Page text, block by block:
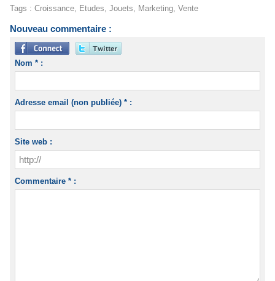
Tags : Croissance, Etudes, Jouets, Marketing, Vente
Nouveau commentaire :
Nom * :
Adresse email (non publiée) * :
Site web :
Commentaire * :